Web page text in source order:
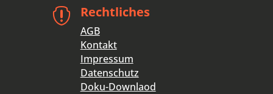
 Rechtliches
AGB
Kontakt
Impressum
Datenschutz
Doku-Downlaod